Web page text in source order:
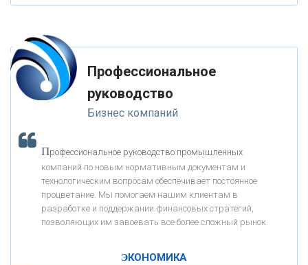
«ФК ОТКРЫТИЕ»
«ЗАПСИБКОМБАНК»
«РОСЕВРОБАНК»
«ПРЕСС-СЛУЖБА ВТБ24»
«АВТОГРАДБАНК»
К ак Система быстрых платежей за пять лет
Профессиональное
руководство
Бизнес компаний
Профессиональное руководство промышленных
компаний по новым нормативным документам и
технологическим вопросам обеспечивает постоянное
процветание. Мы помогаем нашим клиентам в
разработке и поддержании финансовых стратегий,
позволяющих им завоевать все более сложный рынок.
ЭКОНОМИКА